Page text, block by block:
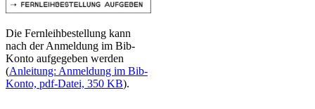
Die Fernleihbestellung kann
nach der Anmeldung im Bib-
Konto aufgegeben werden
(Anleitung: Anmeldung im Bib-
Konto, pdf-Datei, 350 KB).​